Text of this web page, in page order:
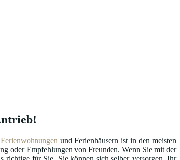
Ferienwohnungen und Ferienhäusern ist in den meisten
oder Empfehlungen von Freunden. Wenn Sie mit der
richtige für Sie. Sie können sich selber versorgen, Ihr